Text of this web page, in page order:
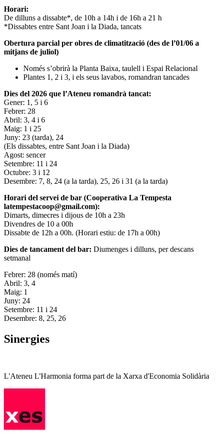
Horari:
De dilluns a dissabte*, de 10h a 14h i de 16h a 21 h
*Dissabtes entre Sant Joan i la Diada, tancats
Obertura parcial per obres de climatització (des de l’01/06 a
mitjans de juliol)
Només s’obrirà la Planta Baixa, taulell i Espai Relacional
Plantes 1, 2 i 3, i els seus lavabos, romandran tancades
Dies del 2026 que l’Ateneu romandrà tancat:
Gener: 1, 5 i 6
Febrer: 28
Abril: 3, 4 i 6
Maig: 1 i 25
Juny: 23 (tarda), 24
(Els dissabtes, entre Sant Joan i la Diada)
Agost: sencer
Setembre: 11 i 24
Octubre: 3 i 12
Desembre: 7, 8, 24 (a la tarda), 25, 26 i 31 (a la tarda)
Horari del servei de bar (Cooperativa La Tempesta
latempestacoop@gmail.com):
Dimarts, dimecres i dijous de 10h a 23h
Divendres de 10 a 00h
Dissabte de 12h a 00h. (Horari estiu: de 17h a 00h)
Dies de tancament del bar: Diumenges i dilluns, per descans
setmanal
Febrer: 28 (només matí)
Abril: 3, 4
Maig: 1
Juny: 24
Setembre: 11 i 24
Desembre: 8, 25, 26
Sinergies
L'Ateneu L'Harmonia forma part de la Xarxa d'Economia Solidària